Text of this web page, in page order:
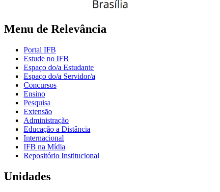
Menu de Relevância
Portal IFB
Estude no IFB
Espaço do/a Estudante
Espaço do/a Servidor/a
Concursos
Ensino
Pesquisa
Extensão
Administração
Educação a Distância
Internacional
IFB na Mídia
Repositório Institucional
Unidades